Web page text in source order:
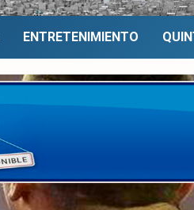
ENTRETENIMIENTO